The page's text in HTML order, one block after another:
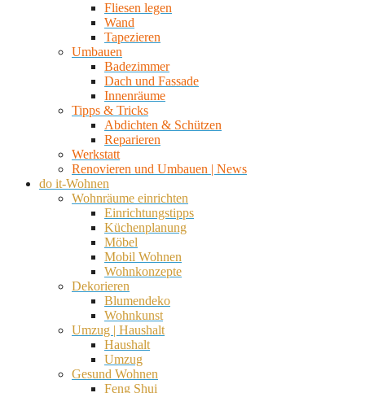
Fliesen legen
Wand
Tapezieren
Umbauen
Badezimmer
Dach und Fassade
Innenräume
Tipps & Tricks
Abdichten & Schützen
Reparieren
Werkstatt
Renovieren und Umbauen | News
do it-Wohnen
Wohnräume einrichten
Einrichtungstipps
Küchenplanung
Möbel
Mobil Wohnen
Wohnkonzepte
Dekorieren
Blumendeko
Wohnkunst
Umzug | Haushalt
Haushalt
Umzug
Gesund Wohnen
Feng Shui